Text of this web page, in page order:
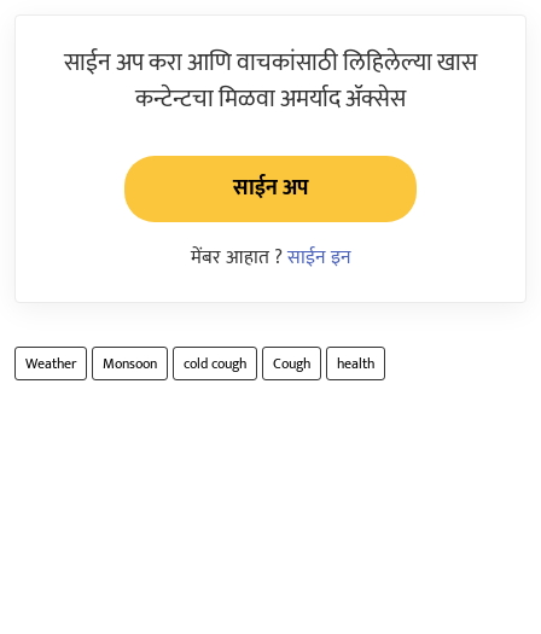
साईन अप करा आणि वाचकांसाठी लिहिलेल्या खास
कन्टेन्टचा मिळवा अमर्याद ॲक्सेस
साईन अप
मेंबर आहात ?साईन इन
Weather Monsoon cold cough Cough health